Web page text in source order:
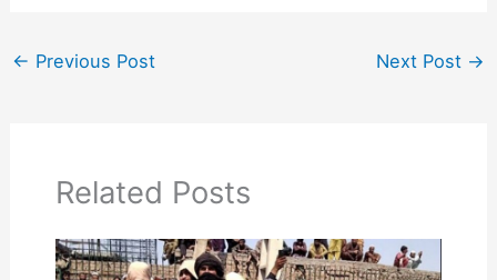
← Previous Post Next Post →
Related Posts